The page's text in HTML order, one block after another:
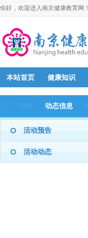
你好，欢迎进入南京健康教育网！
本站首页 健康知识
动态信息
活动预告
活动动态